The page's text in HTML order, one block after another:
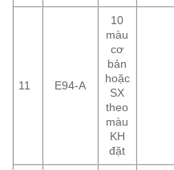
11 E94-A
10
màu
cơ
bản
hoặc
SX
theo
màu
KH
đặt